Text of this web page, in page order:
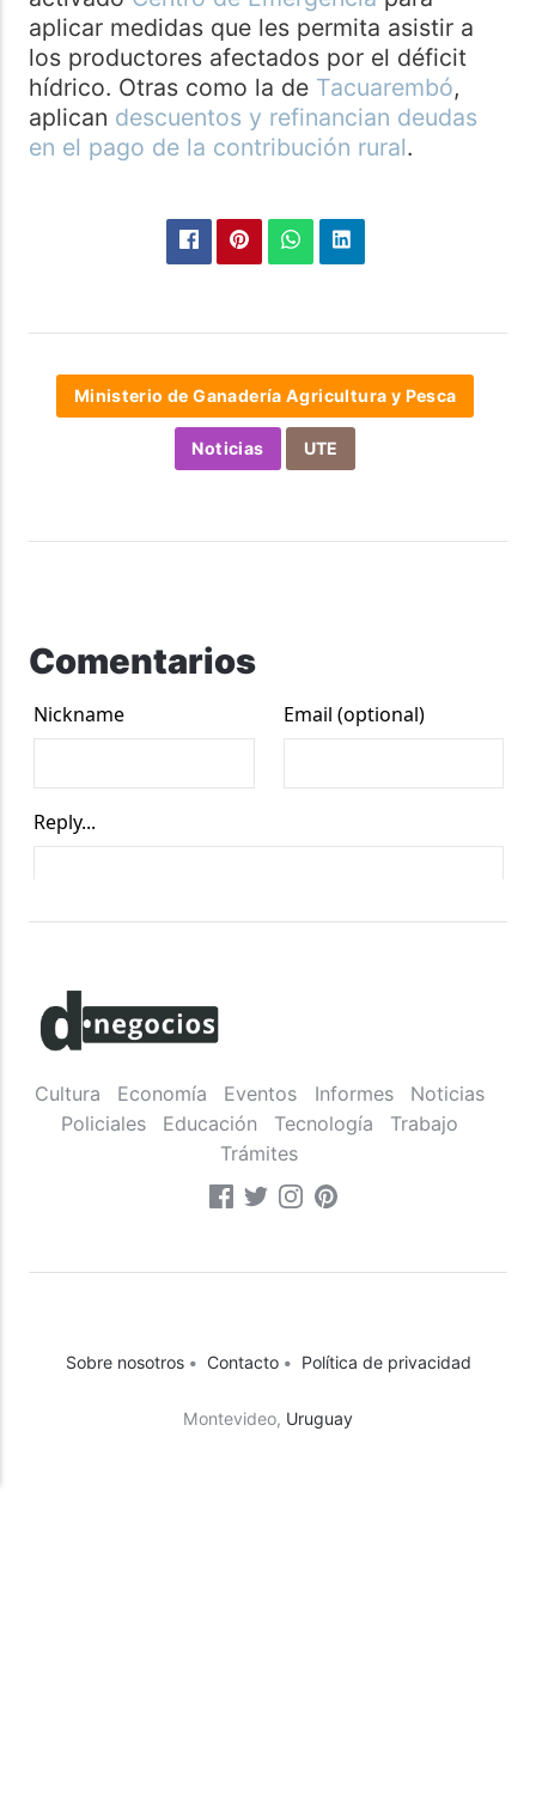
aplicar medidas que les permita asistir a
los productores afectados por el déficit
hídrico. Otras como la de Tacuarembó,
aplican descuentos y refinancian deudas
en el pago de la contribución rural.
Ministerio de Ganadería Agricultura y Pesca
Noticias UTE
Comentarios
Cultura Economía Eventos Informes
Noticias
Policiales
Educación Tecnología
Trabajo
Trámites
Sobre nosotros • Contacto • Política de privacidad
Montevideo, Uruguay